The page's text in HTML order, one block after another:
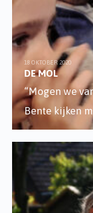
18 OKTOBER 2020
DE MOL
“Mogen we
Bente kijken